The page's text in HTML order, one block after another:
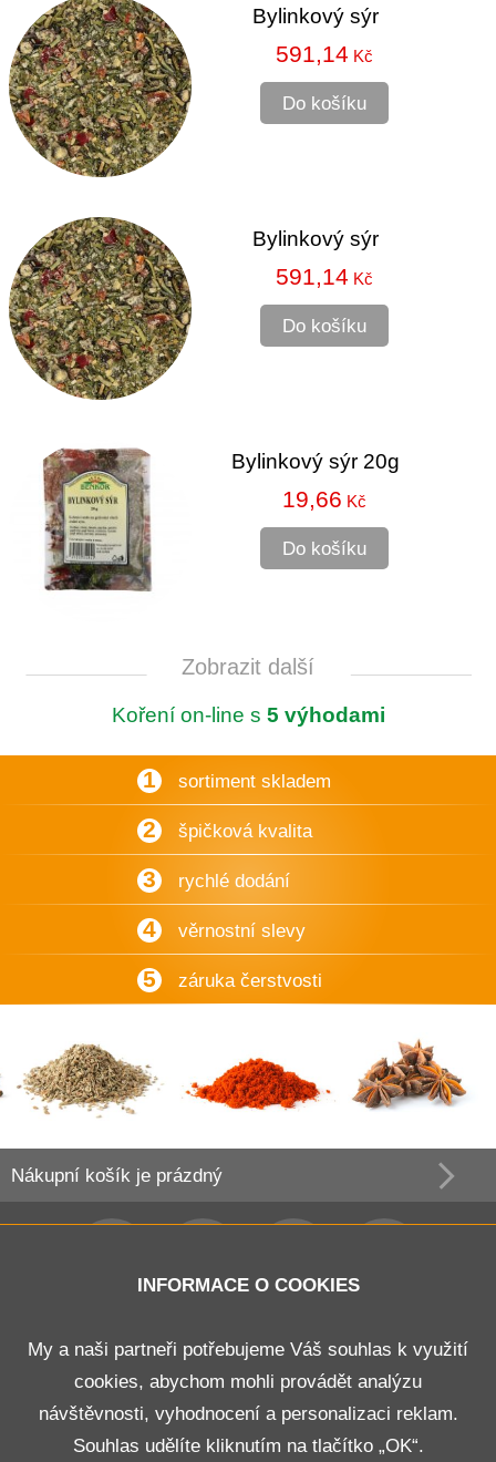
Bylinkový sýr
591,14 Kč
Do košíku
Bylinkový sýr
591,14 Kč
Do košíku
Bylinkový sýr 20g
19,66 Kč
Do košíku
Zobrazit další
Koření on-line s 5 výhodami
1 sortiment skladem
2 špičková kvalita
3 rychlé dodání
4 věrnostní slevy
5 záruka čerstvosti
Nákupní košík je prázdný
Obchodní podmínky
Doprava a platba
Odstoupení od smlouvy
INFORMACE O COOKIES
My a naši partneři potřebujeme Váš souhlas k využití
cookies, abychom mohli provádět analýzu
návštěvnosti, vyhodnocení a personalizaci reklam.
Souhlas udělíte kliknutím na tlačítko „OK“.